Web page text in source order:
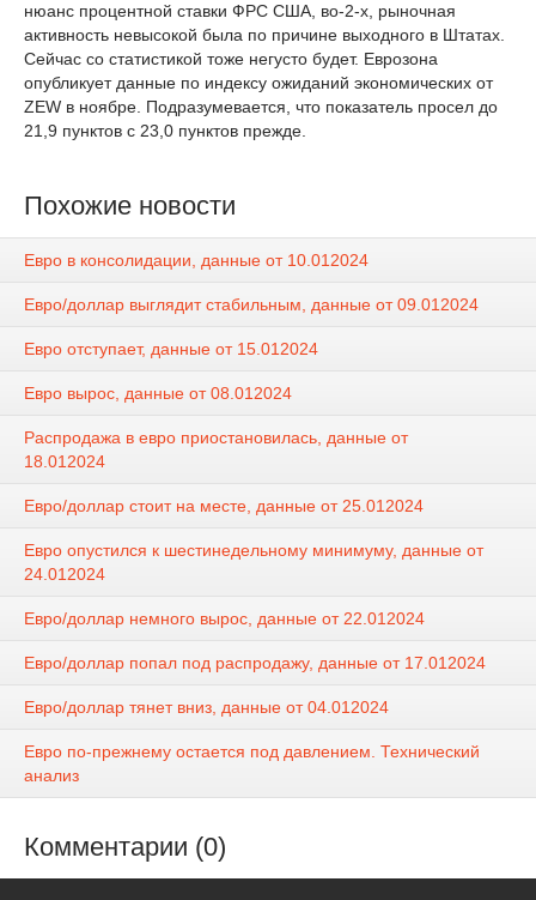
нюанс процентной ставки ФРС США, во-2-х, рыночная
активность невысокой была по причине выходного в Штатах.
Сейчас со статистикой тоже негусто будет. Еврозона
опубликует данные по индексу ожиданий экономических от
ZEW в ноябре. Подразумевается, что показатель просел до
21,9 пунктов с 23,0 пунктов прежде.
Похожие новости
Евро в консолидации, данные от 10.012024
Евро/доллар выглядит стабильным, данные от 09.012024
Евро отступает, данные от 15.012024
Евро вырос, данные от 08.012024
Распродажа в евро приостановилась, данные от
18.012024
Евро/доллар стоит на месте, данные от 25.012024
Евро опустился к шестинедельному минимуму, данные от
24.012024
Евро/доллар немного вырос, данные от 22.012024
Евро/доллар попал под распродажу, данные от 17.012024
Евро/доллар тянет вниз, данные от 04.012024
Евро по-прежнему остается под давлением. Технический
анализ
Комментарии (0)